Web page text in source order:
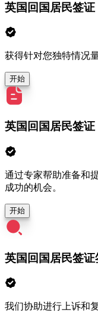
英国回国居民签证
获得针对您独特情况
开始
英国回国居民签证
通过专家帮助准备和
成功的机会。
开始
英国回国居民签
我们协助进行上诉和